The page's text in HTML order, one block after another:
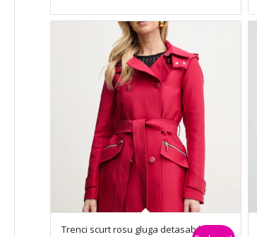
Trenci scurt rosu gluga detasabila